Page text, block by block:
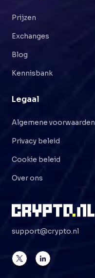
Prijzen
Exchanges
Blog
Kennisbank
Legaal
Algemene voorwaarden
Privacy beleid
Cookie beleid
Over ons
support@crypto.nl